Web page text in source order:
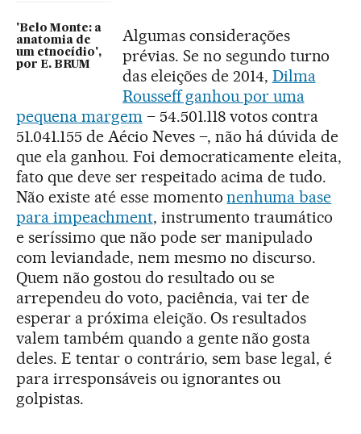
'Belo Monte: a
anatomia de
um etnocídio',
por E. BRUM
Algumas considerações
prévias. Se no segundo turno
das eleições de 2014, Dilma
Rousseff ganhou por uma
pequena margem– 54.501.118 votos contra
51.041.155 de Aécio Neves –, não há dúvida de
que ela ganhou. Foi democraticamente eleita,
fato que deve ser respeitado acima de tudo.
Não existe até esse momentonenhuma base
para impeachment, instrumento traumático
e seríssimo que não pode ser manipulado
com leviandade, nem mesmo no discurso.
Quem não gostou do resultado ou se
arrependeu do voto, paciência, vai ter de
esperar a próxima eleição. Os resultados
valem também quando a gente não gosta
deles. E tentar o contrário, sem base legal, é
para irresponsáveis ou ignorantes ou
golpistas.